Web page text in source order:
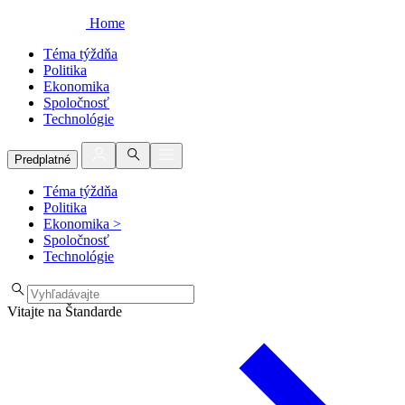
Home
Téma týždňa
Politika
Ekonomika
Spoločnosť
Technológie
Predplatné
Téma týždňa
Politika
Ekonomika >
Spoločnosť
Technológie
Vitajte na Štandarde